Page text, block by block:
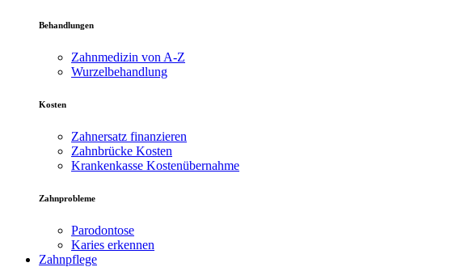
Behandlungen
Zahnmedizin von A-Z
Wurzelbehandlung
Kosten
Zahnersatz finanzieren
Zahnbrücke Kosten
Krankenkasse Kostenübernahme
Zahnprobleme
Parodontose
Karies erkennen
Zahnpflege